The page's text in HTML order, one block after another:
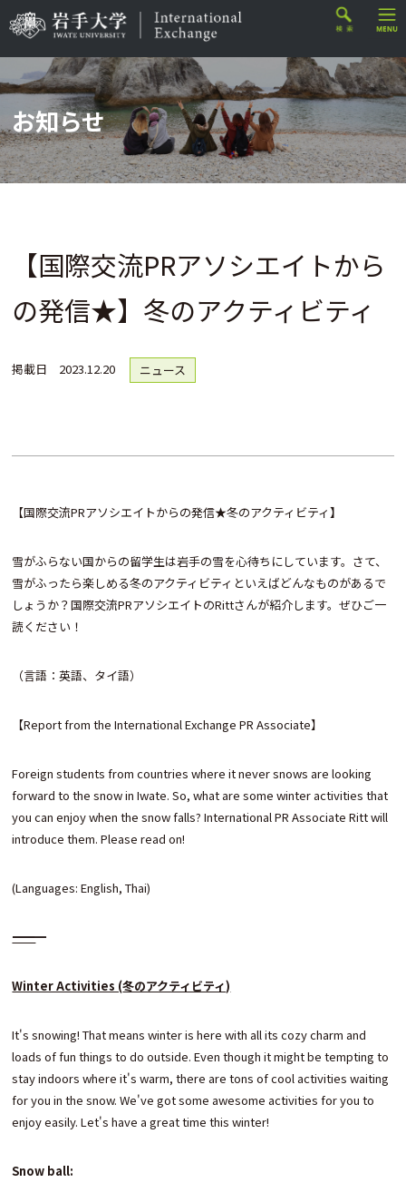
お知らせ
【国際交流PRアソシエイトから
の発信★】冬のアクティビティ
掲載日 2023.12.20 ニュース
【国際交流PRアソシエイトからの発信★冬のアクティビティ】
雪がふらない国からの留学生は岩手の雪を心待ちにしています。さて、
雪がふったら楽しめる冬のアクティビティといえばどんなものがあるで
しょうか？国際交流PRアソシエイトのRittさんが紹介します。ぜひご一
読ください！
（言語：英語、タイ語）
【Report from the International Exchange PR Associate】
Foreign students from countries where it never snows are looking
forward to the snow in Iwate. So, what are some winter activities that
you can enjoy when the snow falls? International PR Associate Ritt will
introduce them. Please read on!
(Languages: English, Thai)
―――――――――――――――――――――――
Winter Activities (冬のアクティビティ)
It's snowing! That means winter is here with all its cozy charm and
loads of fun things to do outside. Even though it might be tempting to
stay indoors where it's warm, there are tons of cool activities waiting
for you in the snow. We've got some awesome activities for you to
enjoy easily. Let's have a great time this winter!
Snow ball: